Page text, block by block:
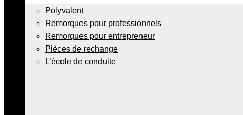
Polyvalent
Remorques pour professionnels
Remorques pour entrepreneur
Pièces de rechange
L’école de conduite